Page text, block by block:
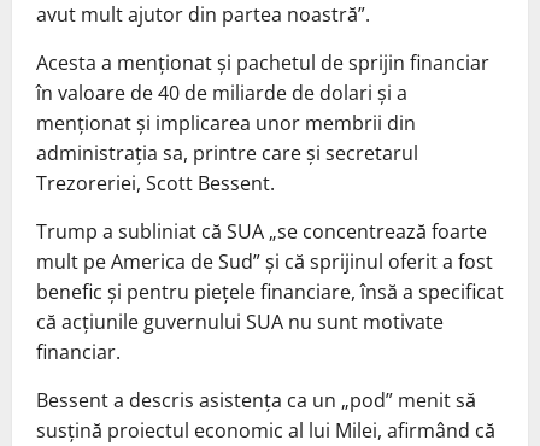
avut mult ajutor din partea noastră”.
Acesta a menționat și pachetul de sprijin financiar
în valoare de 40 de miliarde de dolari și a
menționat și implicarea unor membrii din
administrația sa, printre care și secretarul
Trezoreriei, Scott Bessent.
Trump a subliniat că SUA „se concentrează foarte
mult pe America de Sud” și că sprijinul oferit a fost
benefic și pentru piețele financiare, însă a specificat
că acțiunile guvernului SUA nu sunt motivate
financiar.
Bessent a descris asistența ca un „pod” menit să
susțină proiectul economic al lui Milei, afirmând că